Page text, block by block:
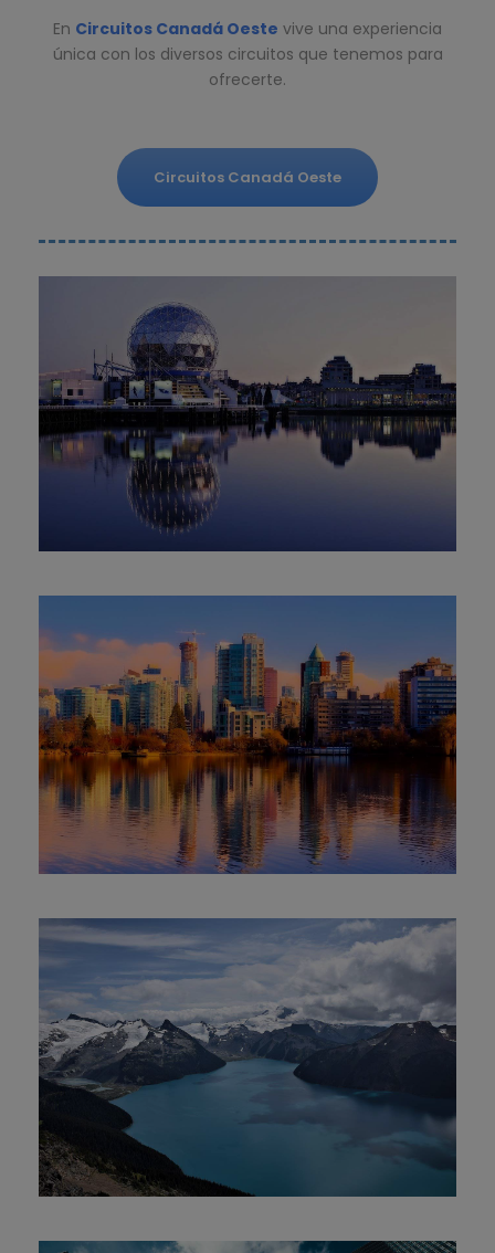
En Circuitos Canadá Oeste vive una experiencia
única con los diversos circuitos que tenemos para
ofrecerte.
Circuitos Canadá Oeste